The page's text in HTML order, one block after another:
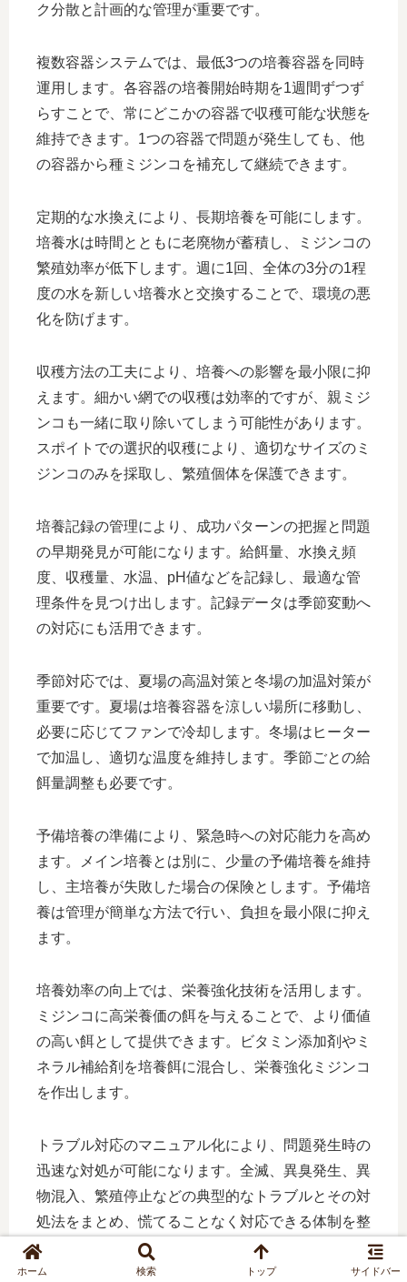
ク分散と計画的な管理が重要です。
複数容器システムでは、最低3つの培養容器を同時
運用します。各容器の培養開始時期を1週間ずつず
らすことで、常にどこかの容器で収穫可能な状態を
維持できます。1つの容器で問題が発生しても、他
の容器から種ミジンコを補充して継続できます。
定期的な水換えにより、長期培養を可能にします。
培養水は時間とともに老廃物が蓄積し、ミジンコの
繁殖効率が低下します。週に1回、全体の3分の1程
度の水を新しい培養水と交換することで、環境の悪
化を防げます。
収穫方法の工夫により、培養への影響を最小限に抑
えます。細かい網での収穫は効率的ですが、親ミジ
ンコも一緒に取り除いてしまう可能性があります。
スポイトでの選択的収穫により、適切なサイズのミ
ジンコのみを採取し、繁殖個体を保護できます。
培養記録の管理により、成功パターンの把握と問題
の早期発見が可能になります。給餌量、水換え頻
度、収穫量、水温、pH値などを記録し、最適な管
理条件を見つけ出します。記録データは季節変動へ
の対応にも活用できます。
季節対応では、夏場の高温対策と冬場の加温対策が
重要です。夏場は培養容器を涼しい場所に移動し、
必要に応じてファンで冷却します。冬場はヒーター
で加温し、適切な温度を維持します。季節ごとの給
餌量調整も必要です。
予備培養の準備により、緊急時への対応能力を高め
ます。メイン培養とは別に、少量の予備培養を維持
し、主培養が失敗した場合の保険とします。予備培
養は管理が簡単な方法で行い、負担を最小限に抑え
ます。
培養効率の向上では、栄養強化技術を活用します。
ミジンコに高栄養価の餌を与えることで、より価値
の高い餌として提供できます。ビタミン添加剤やミ
ネラル補給剤を培養餌に混合し、栄養強化ミジンコ
を作出します。
トラブル対応のマニュアル化により、問題発生時の
迅速な対処が可能になります。全滅、異臭発生、異
物混入、繁殖停止などの典型的なトラブルとその対
処法をまとめ、慌てることなく対応できる体制を整
えます。
ホーム 検索 トップ サイドバー